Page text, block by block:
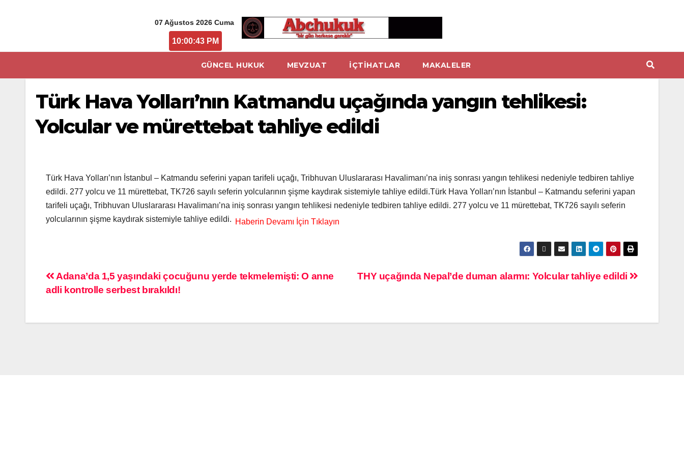
07 Ağustos 2026 Cuma
10:00:43 PM
GÜNCEL HUKUK MEVZUAT İÇTİHATLAR MAKALELER
Türk Hava Yolları’nın Katmandu uçağında yangın tehlikesi:
Yolcular ve mürettebat tahliye edildi
Türk Hava Yolları’nın İstanbul – Katmandu seferini yapan tarifeli uçağı, Tribhuvan Uluslararası Havalimanı’na iniş sonrası yangın tehlikesi nedeniyle tedbiren tahliye
edildi. 277 yolcu ve 11 mürettebat, TK726 sayılı seferin yolcularının şişme kaydırak sistemiyle tahliye edildi.Türk Hava Yolları’nın İstanbul – Katmandu seferini yapan
tarifeli uçağı, Tribhuvan Uluslararası Havalimanı’na iniş sonrası yangın tehlikesi nedeniyle tedbiren tahliye edildi. 277 yolcu ve 11 mürettebat, TK726 sayılı seferin
yolcularının şişme kaydırak sistemiyle tahliye edildi.
THY uçağında Nepal’de duman alarmı: Yolcular tahliye edildi
Adana’da 1,5 yaşındaki çocuğunu yerde tekmelemişti: O anne
adli kontrolle serbest bırakıldı!